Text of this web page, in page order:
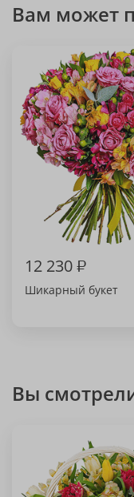
Вам может
12 230₽
Шикарный букет
Вы